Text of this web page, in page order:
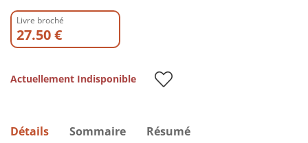
Livre broché
27.50 €
Actuellement Indisponible
Détails Sommaire Résumé